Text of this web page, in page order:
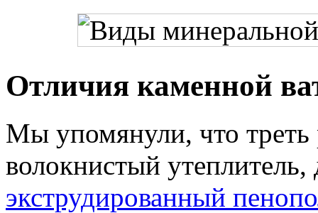
Отличия каменной
Мы упомянули, что треть
волокнистый утеплитель,
экструдированный